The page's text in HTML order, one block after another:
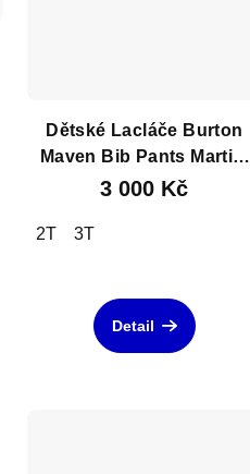
Dětské Lacláče Burton
Maven Bib Pants Martini
Olive
3 000 Kč
2T 3T
Detail